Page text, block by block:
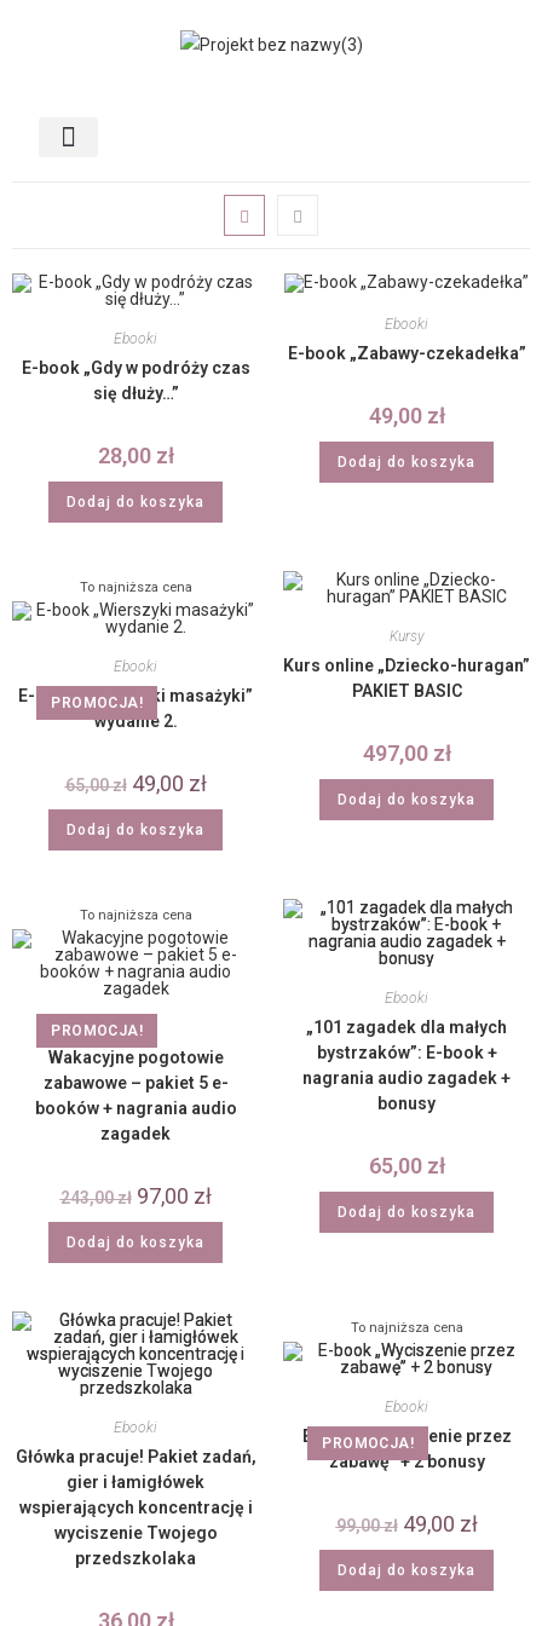
Ebooki
E-book „Gdy w podróży czas
się dłuży…”
28,00 zł
Dodaj do koszyka
Ebooki
E-book „Zabawy-czekadełka”
49,00 zł
Dodaj do koszyka
To najniższa cena
PROMOCJA!
Ebooki
E-book „Wierszyki masażyki”
wydanie 2.
65,00zł 49,00 zł
Dodaj do koszyka
Kursy
Kurs online „Dziecko-huragan”
PAKIET BASIC
497,00 zł
Dodaj do koszyka
To najniższa cena
PROMOCJA!
Ebooki
Wakacyjne pogotowie
zabawowe – pakiet 5 e-
booków + nagrania audio
zagadek
243,00zł 97,00 zł
Dodaj do koszyka
Ebooki
„101 zagadek dla małych
bystrzaków”: E-book +
nagrania audio zagadek +
bonusy
65,00 zł
Dodaj do koszyka
Ebooki
Główka pracuje! Pakiet zadań,
gier i łamigłówek
wspierających koncentrację i
wyciszenie Twojego
przedszkolaka
36,00 zł
To najniższa cena
PROMOCJA!
Ebooki
E-book „Wyciszenie przez
zabawę” + 2 bonusy
99,00zł 49,00 zł
Dodaj do koszyka